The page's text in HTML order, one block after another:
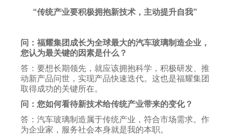
“传统产业要积极拥抱新技术，主动提升自我”
问：福耀集团成长为全球最大的汽车玻璃制造企业，
您认为最关键的因素是什么？
答：要想长期领先，就应该拥抱科学，积极研发、推
动新产品问世，实现产品快速迭代。这也是福耀集团
取得成功的关键所在。
问：您如何看待新技术给传统产业带来的变化？
答：汽车玻璃制造属于传统产业，符合市场需求。作
为企业家，服务社会本身就是我的本职。